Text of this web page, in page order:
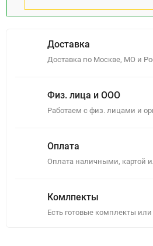
Доставка
Доставка по Москве, МО и
Физ. лица и ООО
Работаем с физ. лицами и
Оплата
Оплата наличными, картой
Комлпекты
Есть готовые комплекты